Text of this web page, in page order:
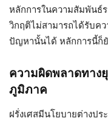
หลักการในความสัมพันธ์
วิกฤติไม่สามารถได้รับคว
ปัญหานั้นได้ หลักการนี้ก็ยั
ความผิดพลาดทาง
ภูมิภาค
ฝรั่งเศสมีนโยบายต่างป